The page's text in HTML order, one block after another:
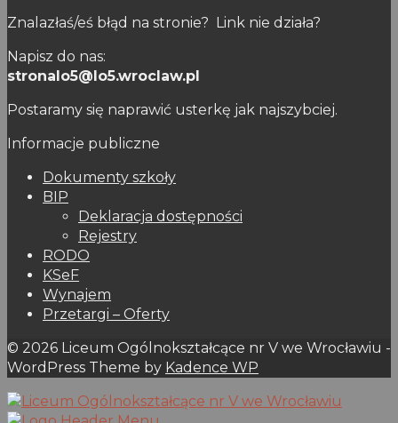
Znalazłaś/eś błąd na stronie? Link nie działa?
Napisz do nas:
stronalo5@lo5.wroclaw.pl
Postaramy się naprawić usterkę jak najszybciej.
Informacje publiczne
Dokumenty szkoły
BIP
Deklaracja dostępności
Rejestry
RODO
KSeF
Wynajem
Przetargi – Oferty
© 2026 Liceum Ogólnokształcące nr V we Wrocławiu -
WordPress Theme by Kadence WP